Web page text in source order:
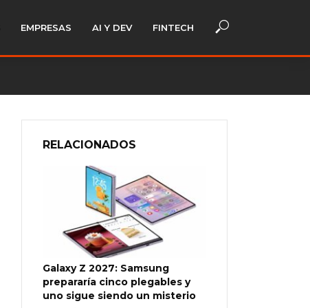
EMPRESAS AI Y DEV FINTECH
RELACIONADOS
Galaxy Z 2027: Samsung
prepararía cinco plegables y
uno sigue siendo un misterio